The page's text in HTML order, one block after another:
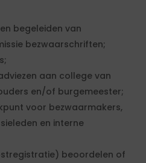
begeleiden van
bezwaarschriften;
aan college van
en/of burgemeester;
voor bezwaarmakers,
en interne
beoordelen of